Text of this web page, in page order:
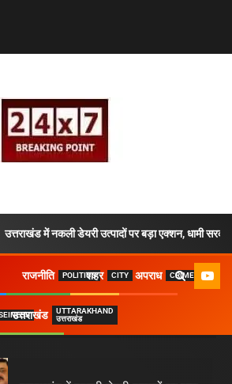
उत्तराखंड में नकली डेयरी उत्पादों पर बड़ा एक्शन, धामी
राजनीति POLITICSशहर CITY अपराध CRIME
उत्तराखंड
UTTARAKHAND
उत्तराखंड